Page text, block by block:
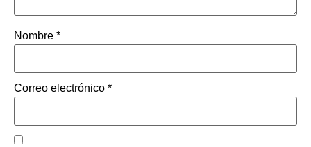
Nombre *
Correo electrónico *